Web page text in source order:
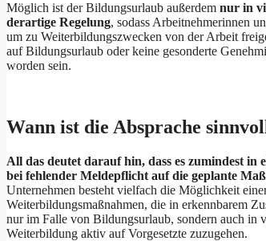
Möglich ist der Bildungsurlaub außerdem nur in
derartige Regelung, sodass Arbeitnehmerinnen
um zu Weiterbildungszwecken von der Arbeit
auf Bildungsurlaub oder keine gesonderte
worden sein.
Wann ist die Absprache
All das deutet darauf hin, dass es zumindest
bei fehlender Meldepflicht auf die geplante
Unternehmen besteht vielfach die Möglichkeit
Weiterbildungsmaßnahmen, die in erkennbarem
nur im Falle von Bildungsurlaub, sondern auch in
Weiterbildung aktiv auf Vorgesetzte zuzugehen.